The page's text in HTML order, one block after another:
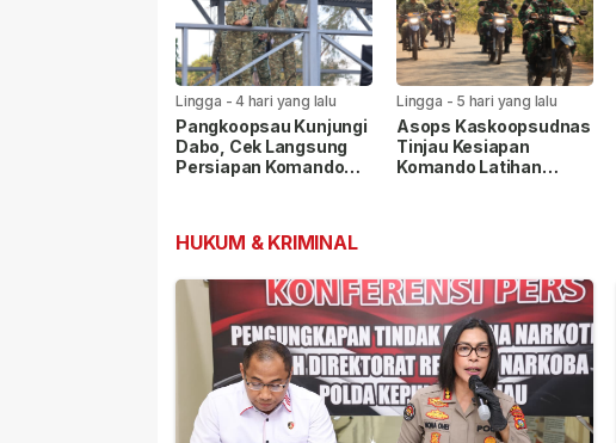
Lingga -4 hari yang lalu
Pangkoopsau Kunjungi
Dabo, Cek Langsung
Persiapan Komando
Lingga - 5 hari yang lalu
Asops Kaskoopsudnas
Tinjau Kesiapan
Komando Latihan
HUKUM & KRIMINAL